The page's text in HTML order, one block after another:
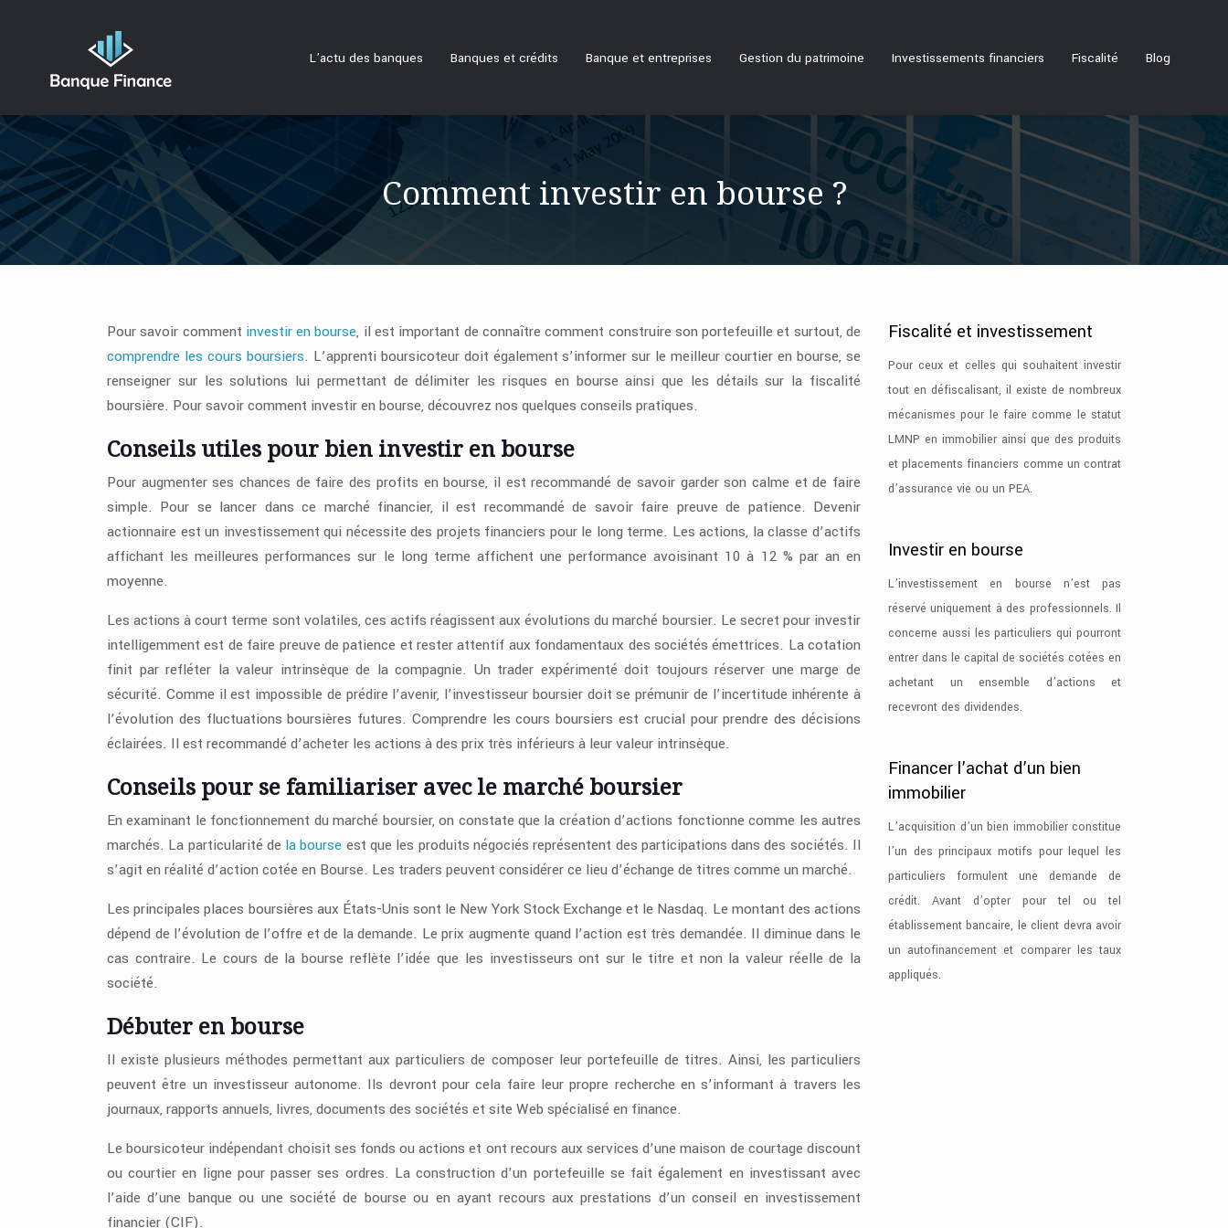
L’actu des banques Banques et crédits Banque et entreprises Gestion du patrimoine Investissements financiers Fiscalité Blog
Comment investir en bourse ?
Pour savoir comment investir en bourse, il est important de connaître comment construire son portefeuille et surtout, de
comprendre les cours boursiers. L’apprenti boursicoteur doit également s’informer sur le meilleur courtier en bourse, se
renseigner sur les solutions lui permettant de délimiter les risques en bourse ainsi que les détails sur la fiscalité
boursière. Pour savoir comment investir en bourse, découvrez nos quelques conseils pratiques.
Conseils utiles pour bien investir en bourse
Pour augmenter ses chances de faire des profits en bourse, il est recommandé de savoir garder son calme et de faire
simple. Pour se lancer dans ce marché financier, il est recommandé de savoir faire preuve de patience. Devenir
actionnaire est un investissement qui nécessite des projets financiers pour le long terme. Les actions, la classe d’actifs
affichant les meilleures performances sur le long terme affichent une performance avoisinant 10 à 12 % par an en
moyenne.
Les actions à court terme sont volatiles, ces actifs réagissent aux évolutions du marché boursier. Le secret pour investir
intelligemment est de faire preuve de patience et rester attentif aux fondamentaux des sociétés émettrices. La cotation
finit par refléter la valeur intrinsèque de la compagnie. Un trader expérimenté doit toujours réserver une marge de
sécurité. Comme il est impossible de prédire l’avenir, l’investisseur boursier doit se prémunir de l’incertitude inhérente à
l’évolution des fluctuations boursières futures. Comprendre les cours boursiers est crucial pour prendre des décisions
éclairées. Il est recommandé d’acheter les actions à des prix très inférieurs à leur valeur intrinsèque.
Conseils pour se familiariser avec le marché boursier
En examinant le fonctionnement du marché boursier, on constate que la création d’actions fonctionne comme les autres
marchés. La particularité de la bourse est que les produits négociés représentent des participations dans des sociétés. Il
s’agit en réalité d’action cotée en Bourse. Les traders peuvent considérer ce lieu d’échange de titres comme un marché.
Les principales places boursières aux États-Unis sont le New York Stock Exchange et le Nasdaq. Le montant des actions
dépend de l’évolution de l’offre et de la demande. Le prix augmente quand l’action est très demandée. Il diminue dans le
cas contraire. Le cours de la bourse reflète l’idée que les investisseurs ont sur le titre et non la valeur réelle de la
société.
Débuter en bourse
Il existe plusieurs méthodes permettant aux particuliers de composer leur portefeuille de titres. Ainsi, les particuliers
peuvent être un investisseur autonome. Ils devront pour cela faire leur propre recherche en s’informant à travers les
journaux, rapports annuels, livres, documents des sociétés et site Web spécialisé en finance.
Le boursicoteur indépendant choisit ses fonds ou actions et ont recours aux services d’une maison de courtage discount
ou courtier en ligne pour passer ses ordres. La construction d’un portefeuille se fait également en investissant avec
l’aide d’une banque ou une société de bourse ou en ayant recours aux prestations d’un conseil en investissement
financier (CIF).
Fiscalité et investissement
Pour ceux et celles qui souhaitent investir
tout en défiscalisant, il existe de nombreux
mécanismes pour le faire comme le statut
LMNP en immobilier ainsi que des produits
et placements financiers comme un contrat
d’assurance vie ou un PEA.
Investir en bourse
L’investissement en bourse n’est pas
réservé uniquement à des professionnels. Il
concerne aussi les particuliers qui pourront
entrer dans le capital de sociétés cotées en
achetant un ensemble d’actions et
recevront des dividendes.
Financer l’achat d’un bien
immobilier
L’acquisition d’un bien immobilier constitue
l’un des principaux motifs pour lequel les
particuliers formulent une demande de
crédit. Avant d’opter pour tel ou tel
établissement bancaire, le client devra avoir
un autofinancement et comparer les taux
appliqués.